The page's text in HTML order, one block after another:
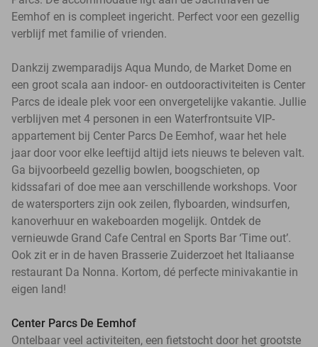
Eemhof en is compleet ingericht. Perfect voor een gezellig
verblijf met familie of vrienden.
Dankzij zwemparadijs Aqua Mundo, de Market Dome en
een groot scala aan indoor- en outdooractiviteiten is Center
Parcs de ideale plek voor een onvergetelijke vakantie. Jullie
verblijven met 4 personen in een Waterfrontsuite VIP-
appartement bij Center Parcs De Eemhof, waar het hele
jaar door voor elke leeftijd altijd iets nieuws te beleven valt.
Ga bijvoorbeeld gezellig bowlen, boogschieten, op
kidssafari of doe mee aan verschillende workshops. Voor
de watersporters zijn ook zeilen, flyboarden, windsurfen,
kanoverhuur en wakeboarden mogelijk. Ontdek de
vernieuwde Grand Cafe Central en Sports Bar ‘Time out’.
Ook zit er in de haven Brasserie Zuiderzoet het Italiaanse
restaurant Da Nonna. Kortom, dé perfecte minivakantie in
eigen land!
Center Parcs De Eemhof
Ontelbaar veel activiteiten, een fietstocht door het grootste